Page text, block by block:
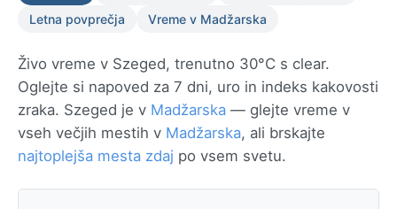
Letna povprečja
Vreme v Madžarska
Živo vreme v Szeged, trenutno 30°C s clear.
Oglejte si napoved za 7 dni, uro in indeks kakovosti
zraka. Szeged je v Madžarska — glejte vreme v
vseh večjih mestih v Madžarska, ali brskajte
najtoplejša mesta zdaj po vsem svetu.